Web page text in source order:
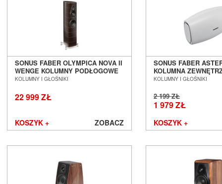
SONUS FABER OLYMPICA NOVA II
WENGE KOLUMNY PODŁOGOWE
SALON POZNAŃ WROCŁAW
KOLUMNY I GŁOŚNIKI
22 999 ZŁ
KOSZYK + ZOBACZ
SONUS FABER
KOLUMNA
POZNAŃ WROCŁAW
KOLUMNY I GŁOŚNIKI
2 199 ZŁ
1 979 ZŁ
KOSZYK +